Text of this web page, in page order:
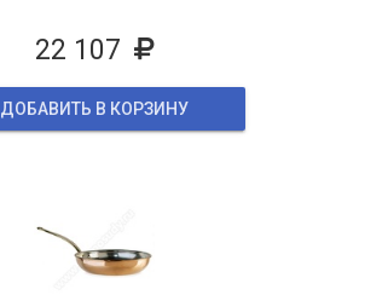
22 107
ДОБАВИТЬ В КОРЗИНУ